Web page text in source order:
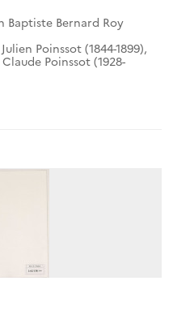
Baptiste Bernard Roy
Poinssot (1844-1899),
Poinssot (1928-